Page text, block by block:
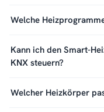
Welche
Kann ich den Smart-
KNX steuern?
Welcher Heizkörper